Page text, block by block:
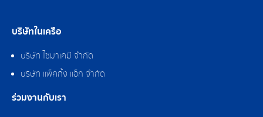
บริษัทในเครือ
บริษัท ไซมาเคมี จำกัด
บริษัท แพ็คกิ้ง แอ็ก จำกัด
ร่วมงานกับเรา